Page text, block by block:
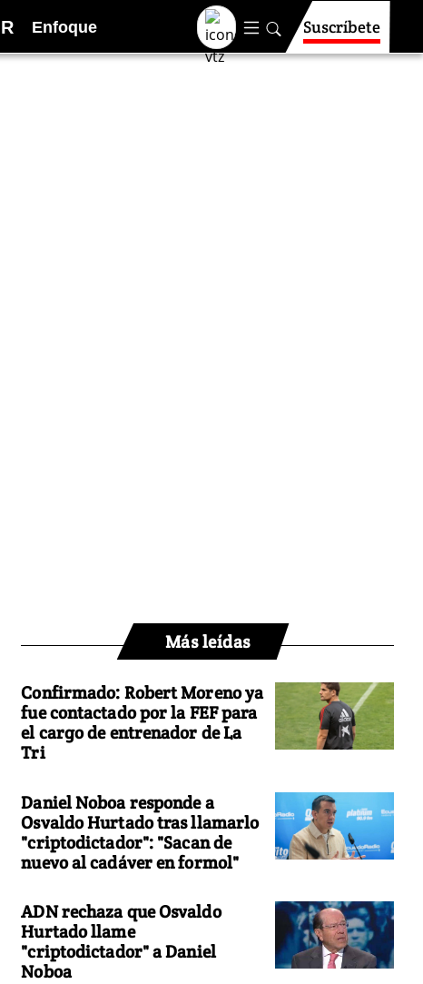
R Enfoque Suscríbete
Más leídas
Confirmado: Robert Moreno ya
fue contactado por la FEF para
el cargo de entrenador de La
Tri
Daniel Noboa responde a
Osvaldo Hurtado tras llamarlo
"criptodictador": "Sacan de
nuevo al cadáver en formol"
ADN rechaza que Osvaldo
Hurtado llame
"criptodictador" a Daniel
Noboa